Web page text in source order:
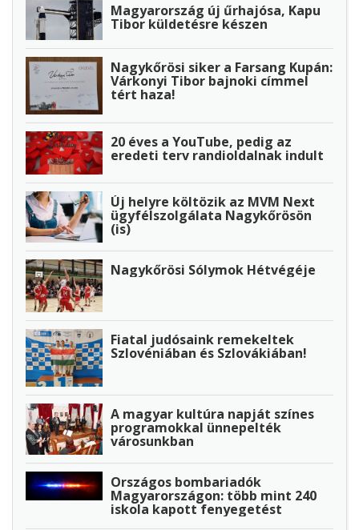
Magyarország új űrhajósa, Kapu
Tibor küldetésre készen
Nagykőrösi siker a Farsang Kupán:
Várkonyi Tibor bajnoki címmel
tért haza!
20 éves a YouTube, pedig az
eredeti terv randioldalnak indult
Új helyre költözik az MVM Next
ügyfélszolgálata Nagykőrösön
(is)
Nagykőrösi Sólymok Hétvégéje
Fiatal judósaink remekeltek
Szlovéniában és Szlovákiában!
A magyar kultúra napját színes
programokkal ünnepelték
városunkban
Országos bombariadók
Magyarországon: több mint 240
iskola kapott fenyegetést